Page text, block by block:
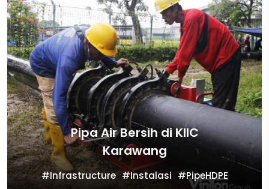
Pipa Air Bersih di KIIC
Karawang
Infrastructure Instalasi PipeHDPE